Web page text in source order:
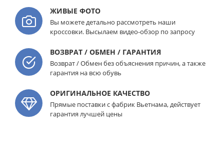
ЖИВЫЕ ФОТО
Вы можете детально рассмотреть наши
кроссовки. Высылаем видео-обзор по запросу
ВОЗВРАТ / ОБМЕН / ГАРАНТИЯ
Возврат / Обмен без объяснения причин, а также
гарантия на всю обувь
ОРИГИНАЛЬНОЕ КАЧЕСТВО
Прямые поставки с фабрик Вьетнама, действует
гарантия лучшей цены